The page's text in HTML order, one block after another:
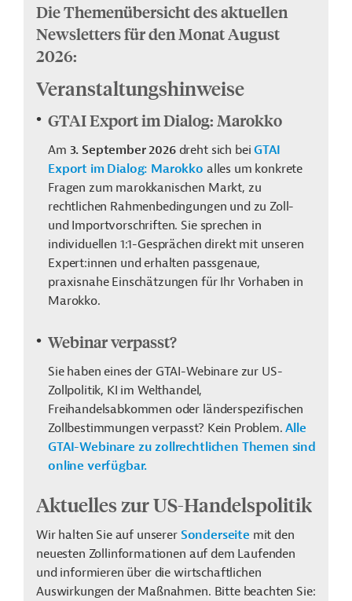
Die Themenübersicht des aktuellen
Newsletters für den Monat August
2026:
Veranstaltungshinweise
GTAI Export im Dialog: Marokko
Am 3. September 2026dreht sich beiGTAI
Export im Dialog: Marokko alles um konkrete
Fragen zum marokkanischen Markt, zu
rechtlichen Rahmenbedingungen und zu Zoll-
und Importvorschriften. Sie sprechen in
individuellen 1:1-Gesprächen direkt mit unseren
Expert:innen und erhalten passgenaue,
praxisnahe Einschätzungen für Ihr Vorhaben in
Marokko.
Webinar verpasst?
Sie haben eines der GTAI-Webinare zur US-
Zollpolitik, KI im Welthandel,
Freihandelsabkommen oder länderspezifischen
Zollbestimmungen verpasst? Kein Problem.Alle
GTAI-Webinare zu zollrechtlichen Themen sind
online verfügbar.
Aktuelles zur US-Handelspolitik
Wir halten Sie auf unserer Sonderseite mit den
neuesten Zollinformationen auf dem Laufenden
und informieren über die wirtschaftlichen
Auswirkungen der Maßnahmen. Bitte beachten Sie: